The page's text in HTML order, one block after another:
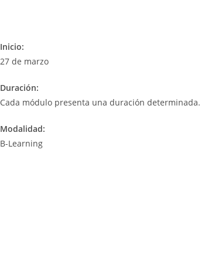
Inicio:
27 de marzo
Duración:
Cada módulo presenta una duración determinada.
Modalidad:
B-Learning